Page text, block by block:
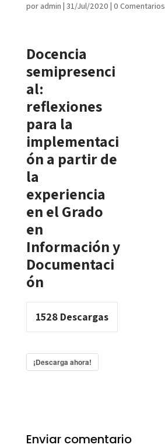
por admin | 31/Jul/2020 | 0 Comentarios
Docencia
semipresenci
al:
reflexiones
para la
implementaci
ón a partir de
la
experiencia
en el Grado
en
Información y
Documentaci
ón
1528Descargas
¡Descarga ahora!
Enviar comentario